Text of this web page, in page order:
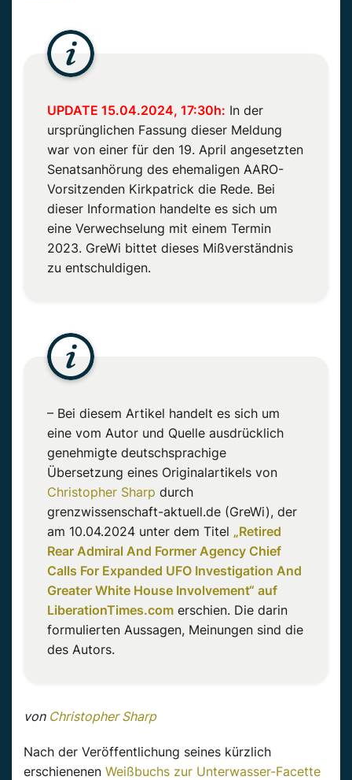
UPDATE 15.04.2024, 17:30h: In der
ursprünglichen Fassung dieser Meldung
war von einer für den 19. April angesetzten
Senatsanhörung des ehemaligen AARO-
Vorsitzenden Kirkpatrick die Rede. Bei
dieser Information handelte es sich um
eine Verwechselung mit einem Termin
2023. GreWi bittet dieses Mißverständnis
zu entschuldigen.
– Bei diesem Artikel handelt es sich um
eine vom Autor und Quelle ausdrücklich
genehmigte deutschsprachige
Übersetzung eines Originalartikels von
Christopher Sharp durch
grenzwissenschaft-aktuell.de (GreWi), der
am 10.04.2024 unter dem Titel „Retired
Rear Admiral And Former Agency Chief
Calls For Expanded UFO Investigation And
Greater White House Involvement“ auf
LiberationTimes.com erschien. Die darin
formulierten Aussagen, Meinungen sind die
des Autors.
von Christopher Sharp
Nach der Veröffentlichung seines kürzlich
erschienenen Weißbuchs zur Unterwasser-Facette